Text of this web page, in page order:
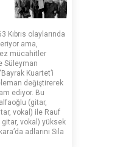
Kıbrıs olaylarında
ama,
mücahitler
Süleyman
Kuartet’i
değiştirerek
ediyor. Bu
(gitar,
vokal) ile Rauf
gitar, vokal) yüksek
adlarını Sıla